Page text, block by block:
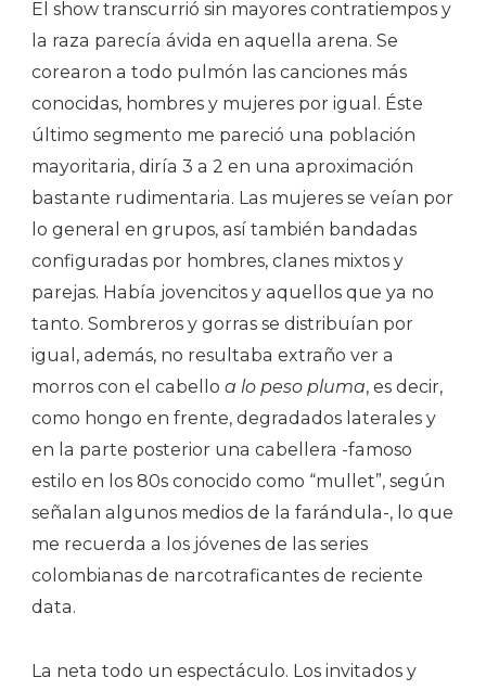
El show transcurrió sin mayores contratiempos y
la raza parecía ávida en aquella arena. Se
corearon a todo pulmón las canciones más
conocidas, hombres y mujeres por igual. Éste
último segmento me pareció una población
mayoritaria, diría 3 a 2 en una aproximación
bastante rudimentaria. Las mujeres se veían por
lo general en grupos, así también bandadas
configuradas por hombres, clanes mixtos y
parejas. Había jovencitos y aquellos que ya no
tanto. Sombreros y gorras se distribuían por
igual, además, no resultaba extraño ver a
morros con el cabello a lo peso pluma, es decir,
como hongo en frente, degradados laterales y
en la parte posterior una cabellera -famoso
estilo en los 80s conocido como “mullet”, según
señalan algunos medios de la farándula-, lo que
me recuerda a los jóvenes de las series
colombianas de narcotraficantes de reciente
data.
La neta todo un espectáculo. Los invitados y